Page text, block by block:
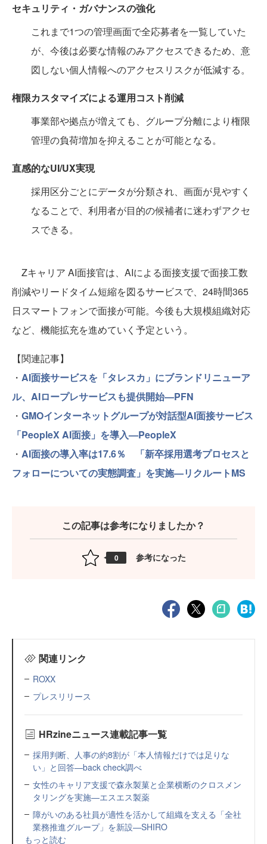
セキュリティ・ガバナンスの強化
これまで1つの管理画面で全応募者を一覧していた
が、今後は必要な情報のみアクセスできるため、意
図しない個人情報へのアクセスリスクが低減する。
権限カスタマイズによる運用コスト削減
事業部や拠点が増えても、グループ分離により権限
管理の負荷増加を抑えることが可能となる。
直感的なUI/UX実現
採用区分ごとにデータが分類され、画面が見やすく
なることで、利用者が目的の候補者に迷わずアクセ
スできる。
Zキャリア AI面接官は、AIによる面接支援で面接工数
削減やリードタイム短縮を図るサービスで、24時間365
日スマートフォンで面接が可能。今後も大規模組織対応
など、機能拡充を進めていく予定という。
【関連記事】
・ AI面接サービスを「タレスカ」にブランドリニューア
ル、AIロープレサービスも提供開始—PFN
・ GMOインターネットグループが対話型AI面接サービス
「PeopleX AI面接」を導入—PeopleX
・ AI面接の導入率は17.6％ 「新卒採用選考プロセスと
フォローについての実態調査」を実施—リクルートMS
この記事は参考になりましたか？
0 参考になった
関連リンク
ROXX
プレスリリース
HRzineニュース連載記事一覧
採用判断、人事の約8割が「本人情報だけでは足りな
い」と回答—back check調べ
女性のキャリア支援で森永製菓と企業横断のクロスメン
タリングを実施—エスエス製薬
障がいのある社員が適性を活かして組織を支える「全社
業務推進グループ」を新設—SHIRO
もっと読む